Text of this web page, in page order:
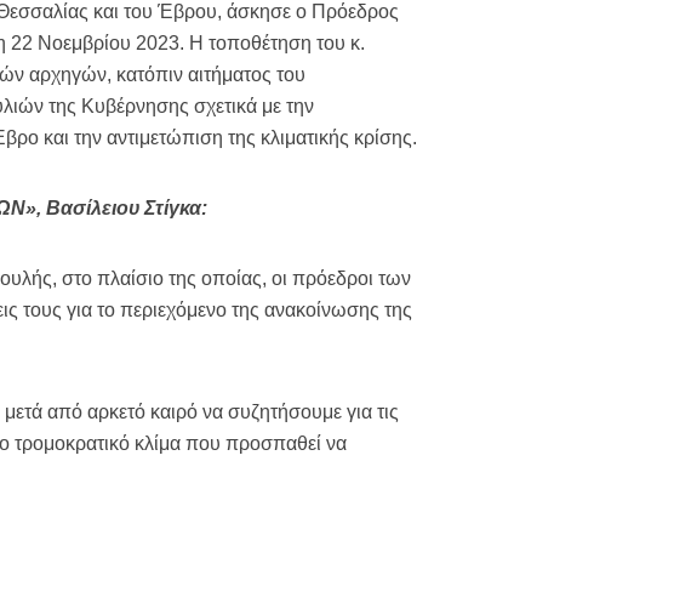
Θεσσαλίας και του Έβρου, άσκησε ο Πρόεδρος
22 Νοεμβρίου 2023. Η τοποθέτηση του κ.
αρχηγών, κατόπιν αιτήματος του
της Κυβέρνησης σχετικά με την
και την αντιμετώπιση της κλιματικής κρίσης.
Βασίλειου Στίγκα:
στο πλαίσιο της οποίας, οι πρόεδροι των
τους για το περιεχόμενο της ανακοίνωσης της
από αρκετό καιρό να συζητήσουμε για τις
κλίμα που προσπαθεί να